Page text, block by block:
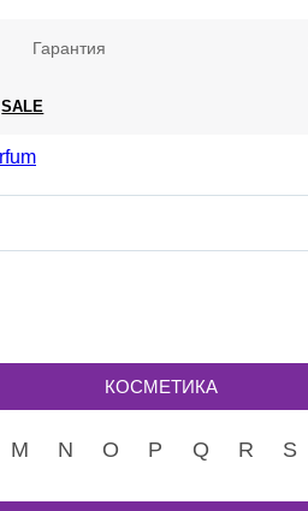
Гарантия
SALE
КОСМЕТИКА
M N O P Q R S